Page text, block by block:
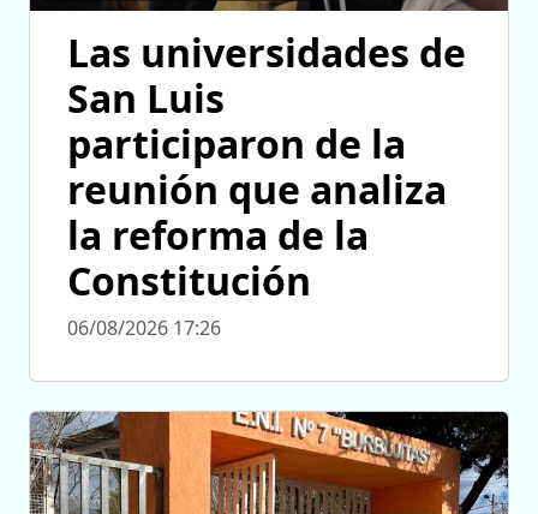
Las universidades de
San Luis
participaron de la
reunión que analiza
la reforma de la
Constitución
06/08/2026 17:26